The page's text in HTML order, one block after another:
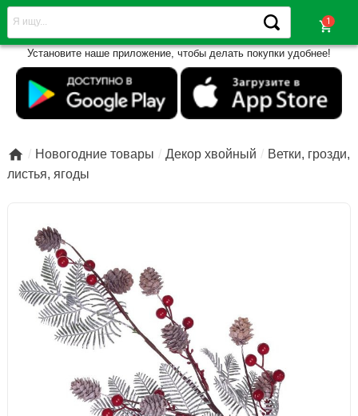
shopping_cart
Установите наше приложение, чтобы делать покупки удобнее!
 Новогодние товары Декор хвойный
Ветки, грозди,
листья, ягоды